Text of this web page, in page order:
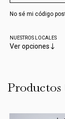
No sé mi código
NUESTROS LOCALES
Ver opciones
Productos